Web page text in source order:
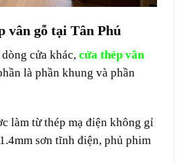
vân gỗ tại Tân Phú
cửa khác, cửa thép vân
là phần khung và phần
làm từ thép mạ điện không gỉ
sơn tĩnh điện, phủ phim